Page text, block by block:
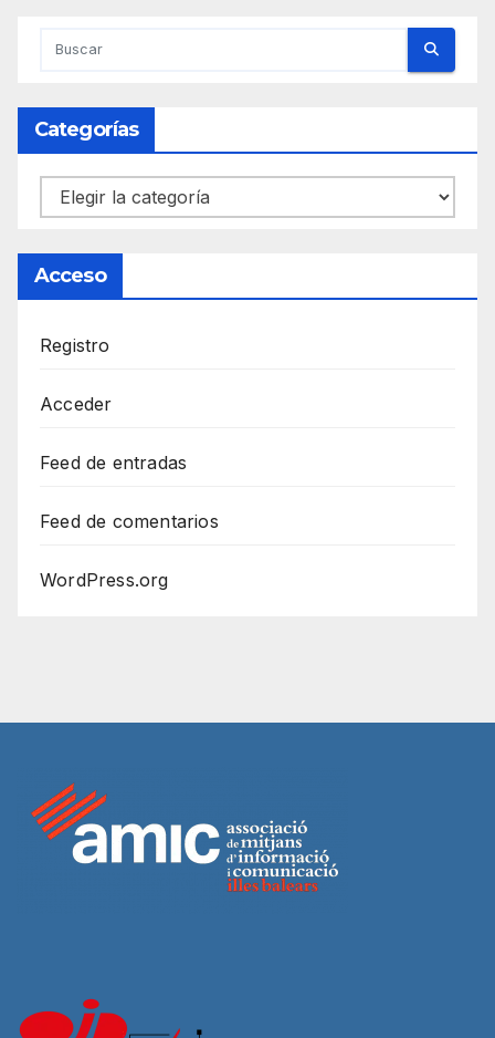
Categorías
Categorías
Acceso
Registro
Acceder
Feed de entradas
Feed de comentarios
WordPress.org